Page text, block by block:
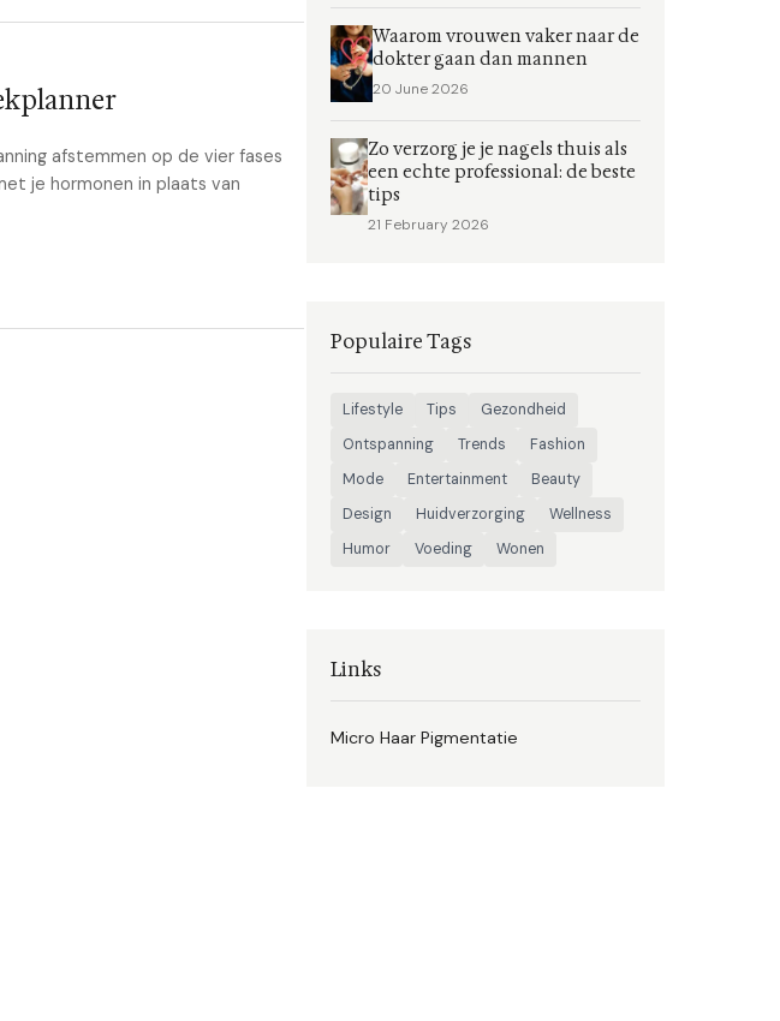
afstemmen op de vier fases
je hormonen in plaats van
Waarom vrouwen vaker naar de
dokter gaan dan mannen
20 June 2026
Zo verzorg je je nagels thuis als
een echte professional: de beste
tips
21 February 2026
Populaire Tags
Lifestyle Tips
Gezondheid
Ontspanning
Trends
Fashion
Mode
Entertainment
Beauty
Design
Huidverzorging
Wellness
Humor
Voeding Wonen
Links
Micro Haar Pigmentatie